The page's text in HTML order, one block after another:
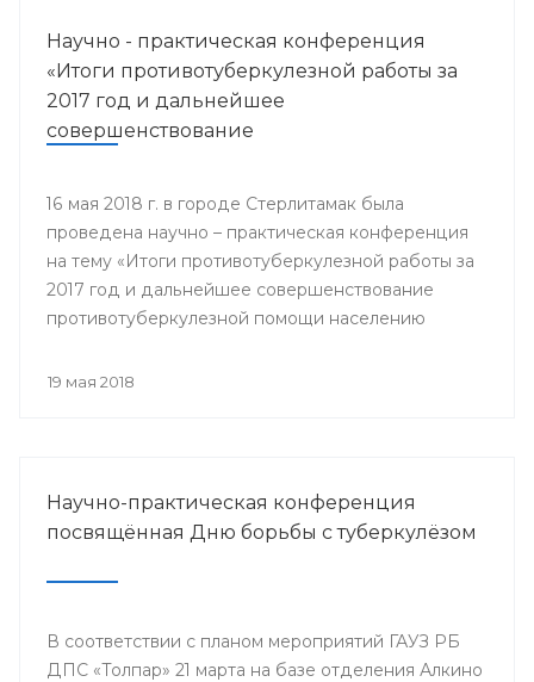
Научно - практическая конференция
«Итоги противотуберкулезной работы за
2017 год и дальнейшее
совершенствование
16 мая 2018 г. в городе Стерлитамак была
проведена научно – практическая конференция
на тему «Итоги противотуберкулезной работы за
2017 год и дальнейшее совершенствование
противотуберкулезной помощи населению
19 мая 2018
Научно-практическая конференция
посвящённая Дню борьбы с туберкулёзом
В соответствии с планом мероприятий ГАУЗ РБ
ДПС «Толпар» 21 марта на базе отделения Алкино